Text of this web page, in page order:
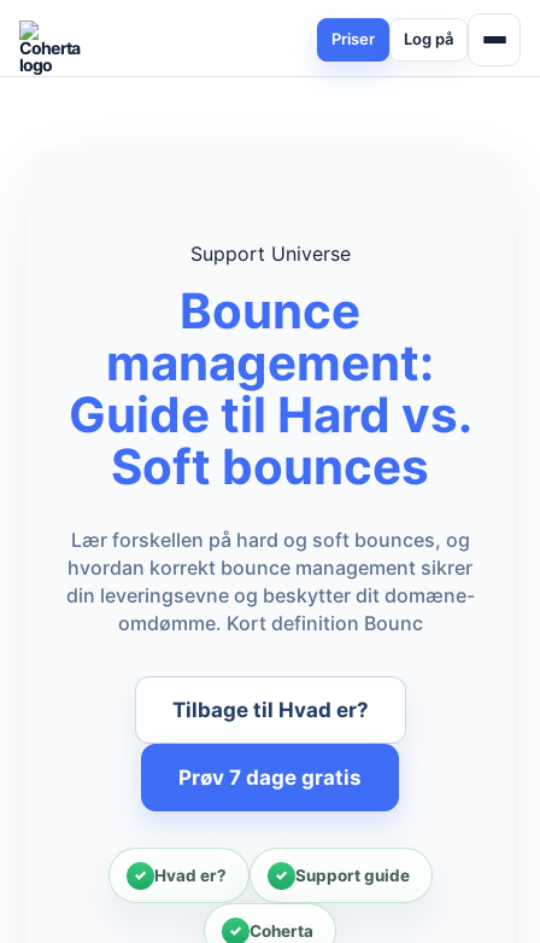
Priser Log på
Support Universe
Bounce
management:
Guide til Hard vs.
Soft bounces
Lær forskellen på hard og soft bounces, og
hvordan korrekt bounce management sikrer
din leveringsevne og beskytter dit domæne-
omdømme. Kort definition Bounc
Tilbage til Hvad er?
Prøv 7 dage gratis
Hvad er? Support guide
Coherta